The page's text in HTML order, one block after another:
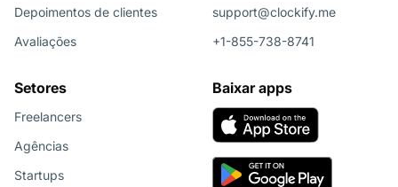
Depoimentos de clientes
Avaliações
Setores
Freelancers
Agências
Startups
support@clockify.me
+1-855-738-8741
Baixar apps